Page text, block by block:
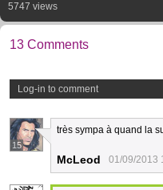
5747 views
13 Comments
Log-in to comment
15
très sympa à quand la
McLeod 01/09/2013